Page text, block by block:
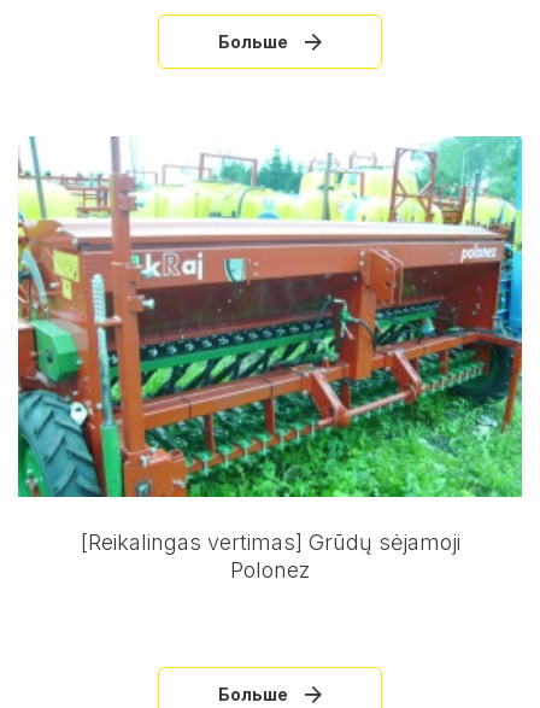
Больше
[Reikalingas vertimas] Grūdų sėjamoji
Polonez
Больше